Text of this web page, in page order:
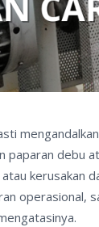
paparan debu
kerusakan
operasional,